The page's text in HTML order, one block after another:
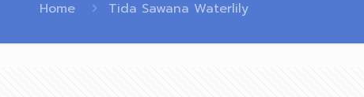
Home Tida Sawana Waterlily